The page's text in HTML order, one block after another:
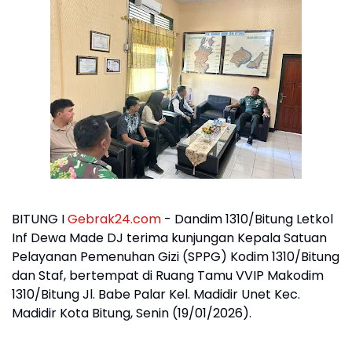
BITUNG IGebrak24.com - Dandim 1310/Bitung Letkol
Inf Dewa Made DJ terima kunjungan Kepala Satuan
Pelayanan Pemenuhan Gizi (SPPG) Kodim 1310/Bitung
dan Staf, bertempat di Ruang Tamu VVIP Makodim
1310/Bitung Jl. Babe Palar Kel. Madidir Unet Kec.
Madidir Kota Bitung, Senin (19/01/2026).